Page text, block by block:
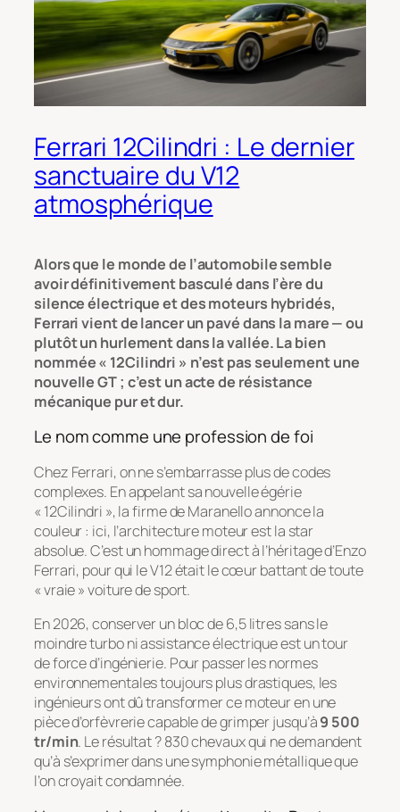
Ferrari 12Cilindri : Le dernier
sanctuaire du V12
atmosphérique
Alors que le monde de l’automobile semble
avoir définitivement basculé dans l’ère du
silence électrique et des moteurs hybridés,
Ferrari vient de lancer un pavé dans la mare — ou
plutôt un hurlement dans la vallée. La bien
nommée « 12Cilindri » n’est pas seulement une
nouvelle GT ; c’est un acte de résistance
mécanique pur et dur.
Le nom comme une profession de foi
Chez Ferrari, on ne s’embarrasse plus de codes
complexes. En appelant sa nouvelle égérie
« 12Cilindri », la firme de Maranello annonce la
couleur : ici, l’architecture moteur est la star
absolue. C’est un hommage direct à l’héritage d’Enzo
Ferrari, pour qui le V12 était le cœur battant de toute
« vraie » voiture de sport.
En 2026, conserver un bloc de 6,5 litres sans le
moindre turbo ni assistance électrique est un tour
de force d’ingénierie. Pour passer les normes
environnementales toujours plus drastiques, les
ingénieurs ont dû transformer ce moteur en une
pièce d’orfèvrerie capable de grimper jusqu’à9 500
tr/min. Le résultat ? 830 chevaux qui ne demandent
qu’à s’exprimer dans une symphonie métallique que
l’on croyait condamnée.